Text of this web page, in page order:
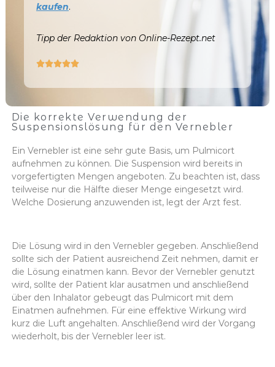
kaufen.
Tipp der Redaktion von Online-Rezept.net

Die korrekte Verwendung der
Suspensionslösung für den Vernebler
Ein Vernebler ist eine sehr gute Basis, um Pulmicort
aufnehmen zu können. Die Suspension wird bereits in
vorgefertigten Mengen angeboten. Zu beachten ist, dass
teilweise nur die Hälfte dieser Menge eingesetzt wird.
Welche Dosierung anzuwenden ist, legt der Arzt fest.
Die Lösung wird in den Vernebler gegeben. Anschließend
sollte sich der Patient ausreichend Zeit nehmen, damit er
die Lösung einatmen kann. Bevor der Vernebler genutzt
wird, sollte der Patient klar ausatmen und anschließend
über den Inhalator gebeugt das Pulmicort mit dem
Einatmen aufnehmen. Für eine effektive Wirkung wird
kurz die Luft angehalten. Anschließend wird der Vorgang
wiederholt, bis der Vernebler leer ist.